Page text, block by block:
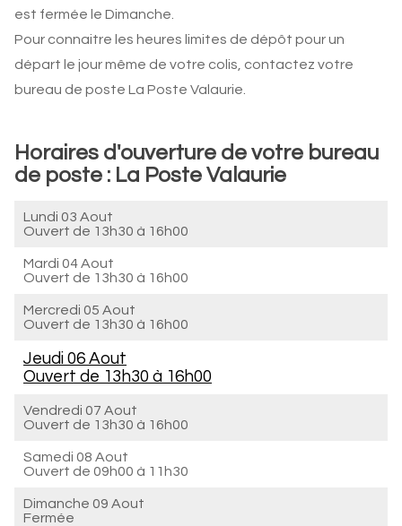
est fermée le Dimanche.
Pour connaitre les heures limites de dépôt pour un
départ le jour même de votre colis, contactez votre
bureau de poste La Poste Valaurie.
Horaires d'ouverture de votre bureau
de poste : La Poste Valaurie
Lundi 03 Aout
Ouvert de 13h30 à 16h00
Mardi 04 Aout
Ouvert de 13h30 à 16h00
Mercredi 05 Aout
Ouvert de 13h30 à 16h00
Jeudi 06 Aout
Ouvert de 13h30 à 16h00
Vendredi 07 Aout
Ouvert de 13h30 à 16h00
Samedi 08 Aout
Ouvert de 09h00 à 11h30
Dimanche 09 Aout
Fermée